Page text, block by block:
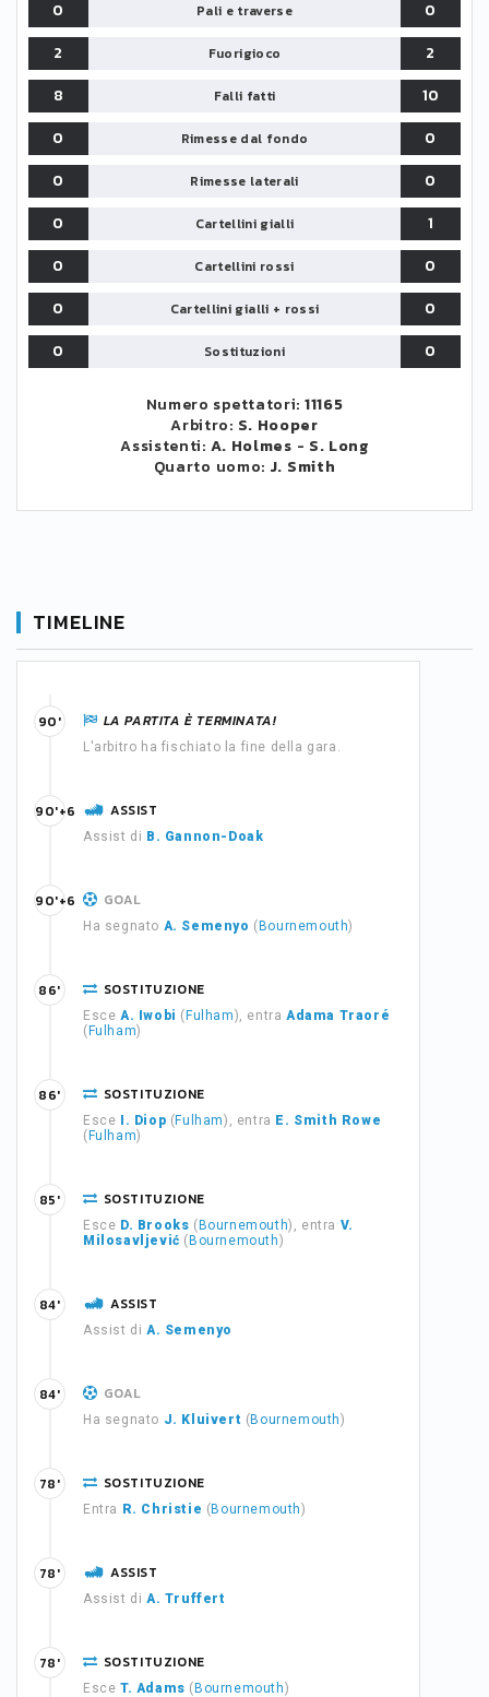
0 Pali e traverse
0
2
Fuorigioco
2
8
Falli fatti
10
0
Rimesse dal fondo
0
0
Rimesse laterali
0
0
Cartellini gialli
1
0
Cartellini rossi
0
0
Cartellini gialli + rossi
0
0
Sostituzioni 0
Numero spettatori: 11165
Arbitro: S. Hooper
Assistenti: A. Holmes - S. Long
Quarto uomo: J. Smith
TIMELINE
LA PARTITA È TERMINATA!
L'arbitro ha fischiato la fine della gara.
90'
ASSIST
Assist di B. Gannon-Doak
90'+6
GOAL
Ha segnato A. Semenyo ( Bournemouth)
90'+6
SOSTITUZIONE
Esce A. Iwobi ( Fulham), entraAdama Traoré
( Fulham)
86'
SOSTITUZIONE
Esce I. Diop ( Fulham), entra E. Smith Rowe
( Fulham)
86'
SOSTITUZIONE
Esce D. Brooks ( Bournemouth), entra V.
Milosavljević ( Bournemouth)
85'
ASSIST
Assist di A. Semenyo
84'
GOAL
Ha segnato J. Kluivert ( Bournemouth)
84'
SOSTITUZIONE
Entra R. Christie ( Bournemouth)
78'
ASSIST
Assist di A. Truffert
78'
SOSTITUZIONE
Esce T. Adams ( Bournemouth)
78'